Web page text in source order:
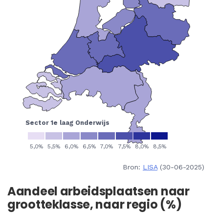
Bron: LISA(30-06-2025)
Aandeel arbeidsplaatsen naar
grootteklasse, naar regio (%)